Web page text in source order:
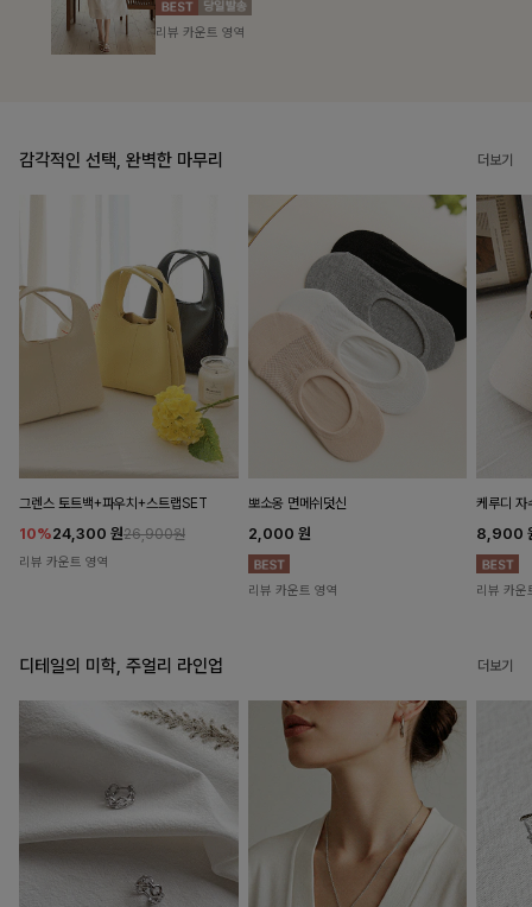
리뷰 카운트 영역
감각적인 선택, 완벽한 마무리 더보기
그렌스 토트백+파우치+스트랩SET
10%24,300 원26,900원
리뷰 카운트 영역
뽀소옹 면메쉬덧신
2,000 원
리뷰 카운트 영역
케루디 자
8,900
리뷰 카운
디테일의 미학, 주얼리 라인업 더보기